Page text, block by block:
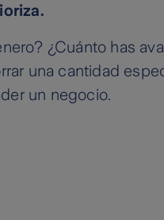
¿Cuánto has
una cantidad
un negocio.